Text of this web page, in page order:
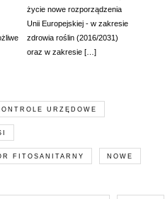
życie nowe rozporządzenia
Unii Europejskiej - w zakresie
zdrowia roślin (2016/2031)
oraz w zakresie […]
URZĘDOWE
FITOSANITARNY NOWE